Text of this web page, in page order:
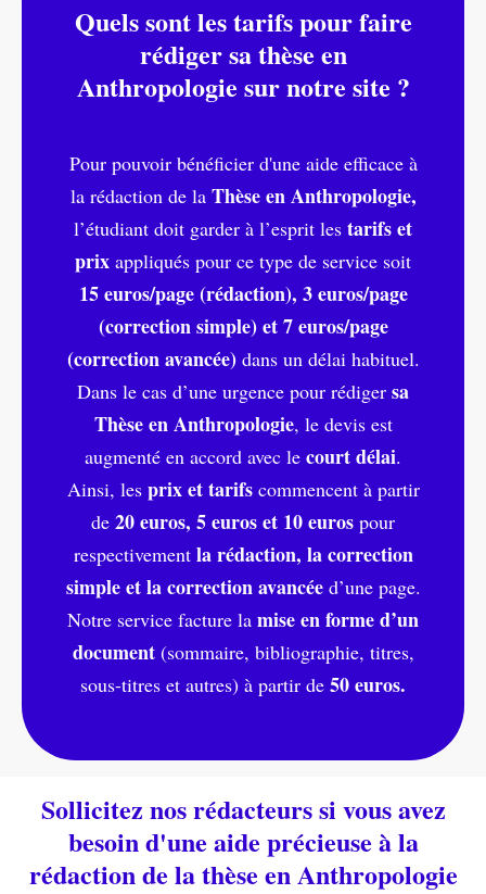
Quels sont les tarifs pour faire
rédiger sa thèse en
Anthropologie sur notre site ?
Pour pouvoir bénéficier d'une aide efficace à
la rédaction de la Thèse en Anthropologie,
l’étudiant doit garder à l’esprit les tarifs et
prix appliqués pour ce type de service soit
15 euros/page (rédaction), 3 euros/page
(correction simple) et 7 euros/page
(correction avancée)dans un délai habituel.
Dans le cas d’une urgence pour rédiger sa
Thèse en Anthropologie, le devis est
augmenté en accord avec le court délai.
Ainsi, les prix et tarifscommencent à partir
de 20 euros, 5 euros et 10 euros pour
respectivement la rédaction, la correction
simple et la correction avancéed’une page.
Notre service facture la mise en forme d’un
document(sommaire, bibliographie, titres,
sous-titres et autres) à partir de 50 euros.
Sollicitez nos rédacteurs si vous avez
besoin d'une aide précieuse à la
rédaction de la thèse en Anthropologie